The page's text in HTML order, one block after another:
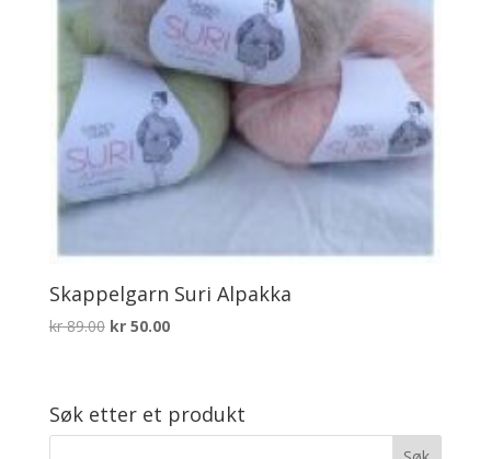
Skappelgarn Suri Alpakka
kr89.00 Opprinnelig
kr50.00Nåværende
Søk etter et produkt